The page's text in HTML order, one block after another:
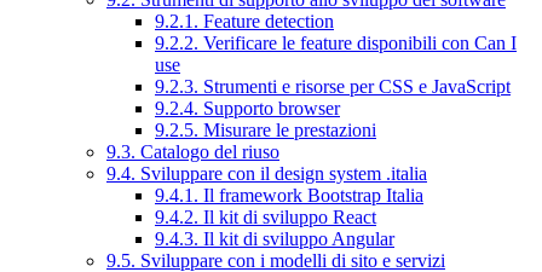
9.2.1. Feature detection
9.2.2. Verificare le feature disponibili con Can I
use
9.2.3. Strumenti e risorse per CSS e JavaScript
9.2.4. Supporto browser
9.2.5. Misurare le prestazioni
9.3. Catalogo del riuso
9.4. Sviluppare con il design system .italia
9.4.1. Il framework Bootstrap Italia
9.4.2. Il kit di sviluppo React
9.4.3. Il kit di sviluppo Angular
9.5. Sviluppare con i modelli di sito e servizi